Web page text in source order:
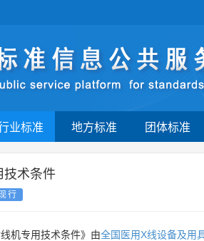
业标准 地方标准 团体标准
技术条件
行
机专用技术条件》由全国医用X线设备及用